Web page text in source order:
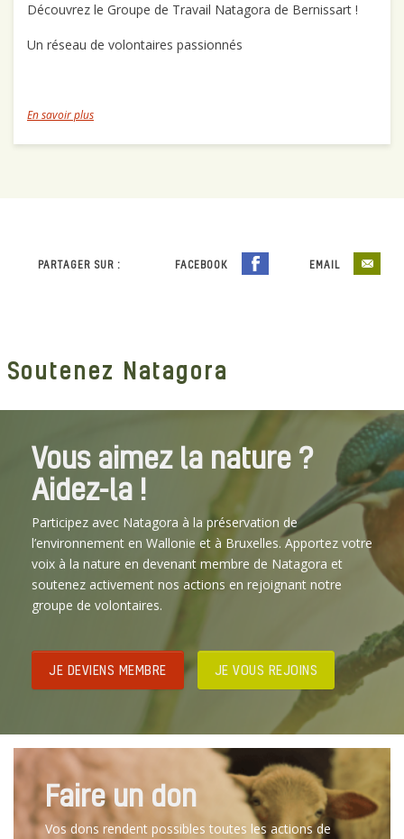
Découvrez le Groupe de Travail Natagora de Bernissart !
Un réseau de volontaires passionnés
En savoir plus
PARTAGER SUR : FACEBOOK EMAIL
Soutenez Natagora
Vous aimez la nature ?
Aidez-la !
Participez avec Natagora à la préservation de
l’environnement en Wallonie et à Bruxelles. Apportez votre
voix à la nature en devenant membre de Natagora et
soutenez activement nos actions en rejoignant notre
groupe de volontaires.
JE DEVIENS MEMBRE JE VOUS REJOINS
Faire un don
Vos dons rendent possibles toutes les actions de